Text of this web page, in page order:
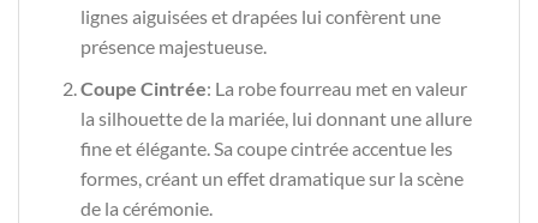
lignes aiguisées et drapées lui confèrent une
présence majestueuse.
Coupe Cintrée: La robe fourreau met en valeur
la silhouette de la mariée, lui donnant une allure
fine et élégante. Sa coupe cintrée accentue les
formes, créant un effet dramatique sur la scène
de la cérémonie.